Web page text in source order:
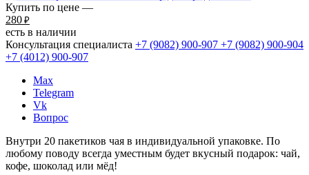
Купить по цене —
280 ₽
есть в наличии
Консультация специалиста +7 (9082) 900-907 +7 (9082) 900-904
+7 (4012) 900-907
Max
Telegram
Vk
Вопрос
Внутри 20 пакетиков чая в индивидуальной упаковке. По
любому поводу всегда уместным будет вкусный подарок: чай,
кофе, шоколад или мёд!